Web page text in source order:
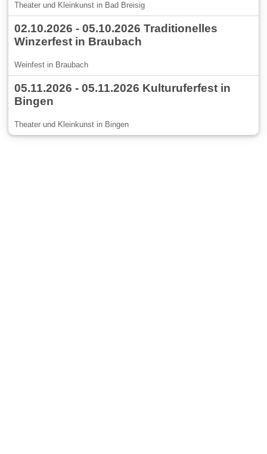
Theater und Kleinkunst in Bad Breisig
02.10.2026 - 05.10.2026 Traditionelles
Winzerfest in Braubach
Weinfest in Braubach
05.11.2026 - 05.11.2026 Kulturuferfest in
Bingen
Theater und Kleinkunst in Bingen